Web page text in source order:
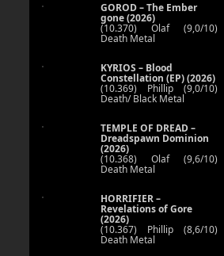
GOROD – The Ember
gone (2026)
(10.370) Olaf (9,0/10)
Death Metal
KYRIOS – Blood
Constellation (EP) (2026)
(10.369) Phillip (9,0/10)
Death/ Black Metal
TEMPLE OF DREAD –
Dreadspawn Dominion
(2026)
(10.368) Olaf (9,6/10)
Death Metal
HORRIFIER –
Revelations of Gore
(2026)
(10.367) Phillip (8,6/10)
Death Metal